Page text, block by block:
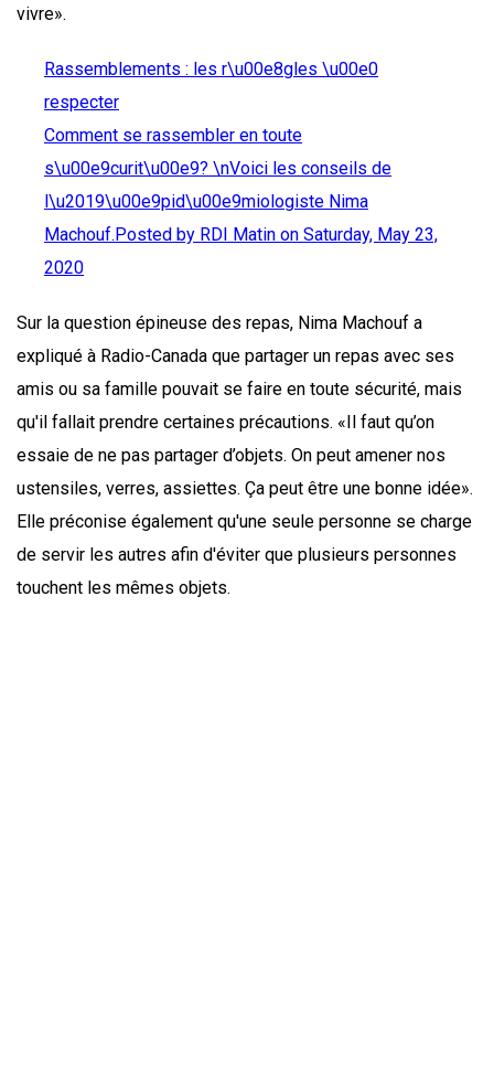
vivre».
Rassemblements : les r\u00e8gles \u00e0
respecter
Comment se rassembler en toute
s\u00e9curit\u00e9? \nVoici les conseils de
l\u2019\u00e9pid\u00e9miologiste Nima
Machouf.Posted by RDI Matin on Saturday, May 23,
2020
Sur la question épineuse des repas, Nima Machouf a
expliqué à Radio-Canada que partager un repas avec ses
amis ou sa famille pouvait se faire en toute sécurité, mais
qu'il fallait prendre certaines précautions. «Il faut qu’on
essaie de ne pas partager d’objets. On peut amener nos
ustensiles, verres, assiettes. Ça peut être une bonne idée».
Elle préconise également qu'une seule personne se charge
de servir les autres afin d'éviter que plusieurs personnes
touchent les mêmes objets.